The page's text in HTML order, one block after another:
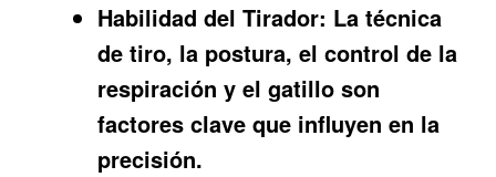
Habilidad del Tirador: La técnica
de tiro, la postura, el control de la
respiración y el gatillo son
factores clave que influyen en la
precisión.